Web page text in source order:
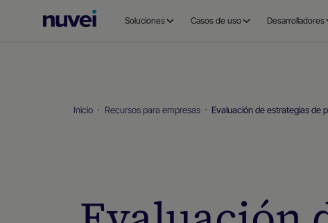
PáginaSoluciones Casos de uso Desarrolladores
Inicio Recursos para empresas Evaluación de estrategias de